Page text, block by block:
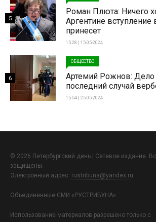
Роман Плюта: Ничего
Аргентине
принесет
15:28 | 15-05-2024
5
ОБЩЕСТВО
Артемий Рожнов:
последний случай
15:54 | 25-05-2024
6
© 2026 Петербургский день | Сетевое издание.
защищены.
Электронный адрес: rustribuna@yandex.ru
Объединенные СМИ «РУСТРИБУНА»
Использование материалов разрешено только с